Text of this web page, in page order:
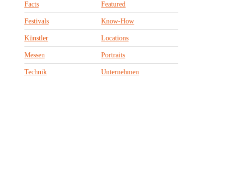
Facts Featured
Festivals Know-How
Künstler Locations
Messen Portraits
Technik Unternehmen